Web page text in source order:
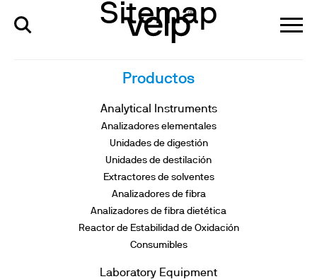
Sitemap
Productos
Analytical Instruments
Analizadores elementales
Unidades de digestión
Unidades de destilación
Extractores de solventes
Analizadores de fibra
Analizadores de fibra dietética
Reactor de Estabilidad de Oxidación
Consumibles
Laboratory Equipment